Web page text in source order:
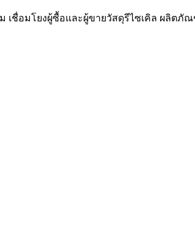
เชื่อมโยงผู้ซื้อและผู้ขายวัสดุรีไซเคิล ผลิต